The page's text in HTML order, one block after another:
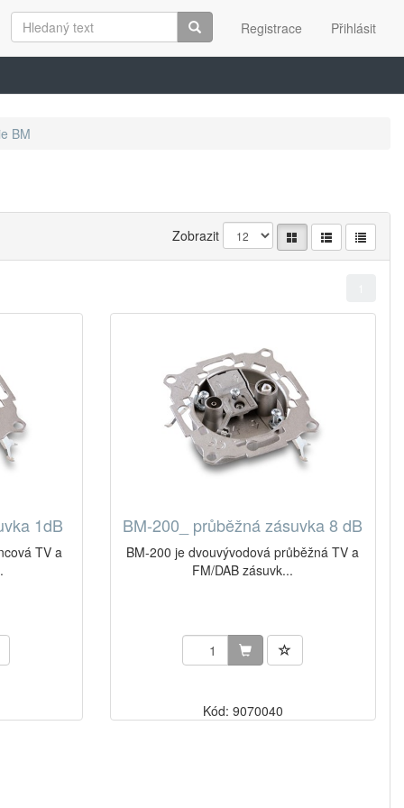
Registrace Přihlásit
BM
Zobrazit
1dB
TV a
BM-200_ průběžná zásuvka 8 dB
BM-200 je dvouvývodová průběžná TV a
FM/DAB zásuvk...
Kód: 9070040